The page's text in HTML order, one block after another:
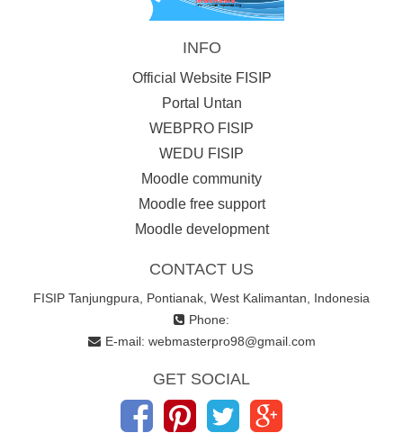
INFO
Official Website FISIP
Portal Untan
WEBPRO FISIP
WEDU FISIP
Moodle community
Moodle free support
Moodle development
CONTACT US
FISIP Tanjungpura, Pontianak, West Kalimantan, Indonesia
Phone:
E-mail: webmasterpro98@gmail.com
GET SOCIAL